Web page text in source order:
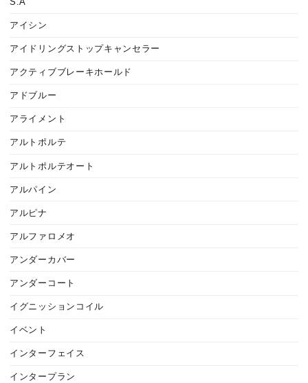
S.A
アイシン
アイドリングストップキャンセラー
アクティブブレーキホールド
アドブルー
アライメント
アルトポルテ
アルトポルテオート
アルパイン
アルピナ
アルファロメオ
アンダーカバー
アンダーコート
イグニッションコイル
イベント
インターフェイス
インタープラン